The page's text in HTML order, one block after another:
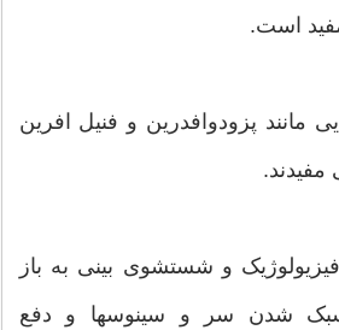
است.
مانند پزودوافدرین و فنیل افرین
مفیدند.
و شستشوی بینی به باز
شدن سر و سینوسها و دفع